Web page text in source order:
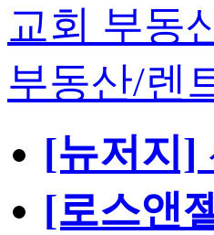
교회 부동
부동산/렌
[뉴저지]
[로스앤